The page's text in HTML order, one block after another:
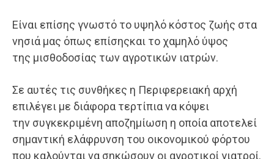
Είναι επίσης γνωστό το υψηλό κόστος ζωής στα
νησιά μας όπως επίσηςκαι το χαμηλό ύψος
της μισθοδοσίας των αγροτικών ιατρών.
Σε αυτές τις συνθήκες η Περιφερειακή αρχή
επιλέγει με διάφορα τερτίπια να κόψει
την συγκεκριμένη αποζημίωση η οποία αποτελεί
σημαντική ελάφρυνση του οικονομικού φόρτου
που καλούνται να σηκώσουν οι αγροτικοί γιατροί.